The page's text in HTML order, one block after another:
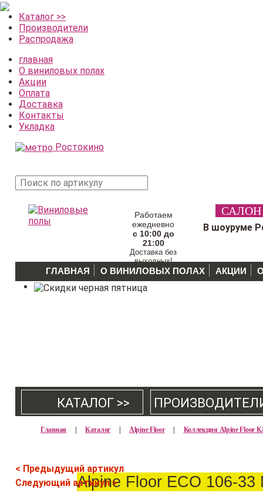
Каталог >>
Производители
Распродажа
главная
О виниловых полах
Акции
Оплата
Доставка
Контакты
Укладка
Ростокино
товара
Работаем
ежедневно
с 10:00 до
21:00
Доставка без
выходных!
В шоуруме
ГЛАВНАЯ О ВИНИЛОВЫХ ПОЛАХ АКЦИИ
КАТАЛОГ >>
Главная Каталог Alpine Floor Коллекция Alpine
< Предыдущий артикул
Следующий артикул >Alpine Floor ECO 106-